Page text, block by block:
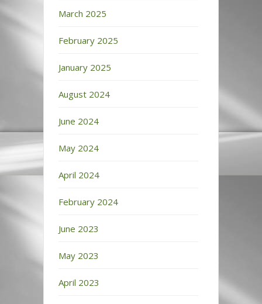
March 2025
February 2025
January 2025
August 2024
June 2024
May 2024
April 2024
February 2024
June 2023
May 2023
April 2023